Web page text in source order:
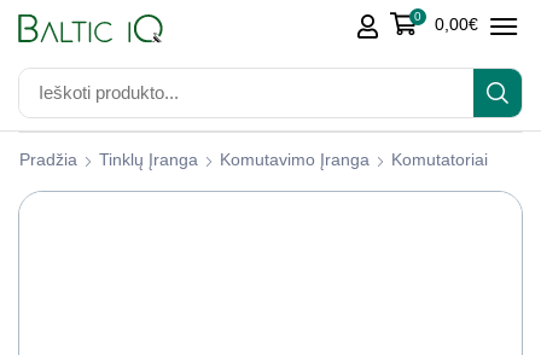
0 0,00€
Pradžia Tinklų Įranga Komutavimo Įranga Komutatoriai